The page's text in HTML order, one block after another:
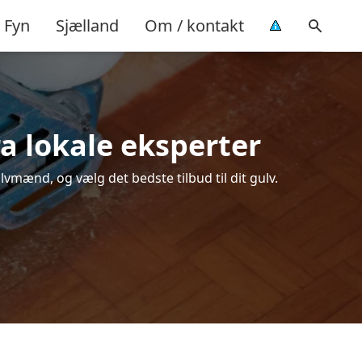
Fyn Sjælland Om / kontakt
lokale eksperter
og vælg det bedste tilbud til dit gulv.